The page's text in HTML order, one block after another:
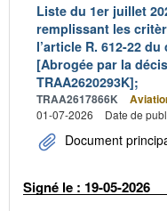
Liste du 1er juillet
remplissant les
l’article R. 612-22
[Abrogée par la
TRAA2620293K];
TRAA2617866K
01-07-2026
Date de
Document
Signé le : 19-05-2026